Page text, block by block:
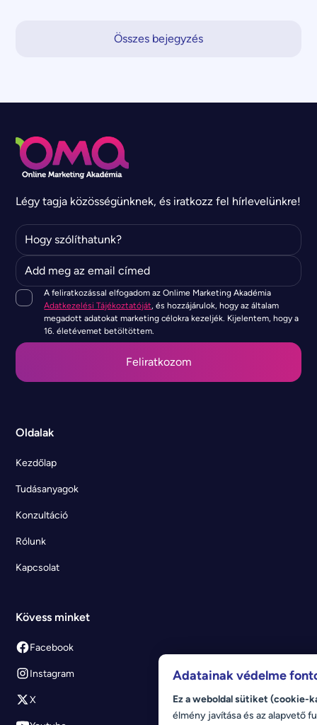
Összes bejegyzés
Légy tagja közösségünknek, és iratkozz fel hírlevelünkre!
A feliratkozással elfogadom az Onlime Marketing Akadémia
Adatkezelési Tájékoztatóját, és hozzájárulok, hogy az általam
megadott adatokat marketing célokra kezeljék. Kijelentem, hogy a
16. életévemet betöltöttem.
Oldalak
Kezdőlap
Tudásanyagok
Konzultáció
Rólunk
Kapcsolat
Kövess minket
Facebook
Instagram
X
Adatainak védelme
Ez a weboldal sütiket (cookie-
élmény javítása és az alapvető